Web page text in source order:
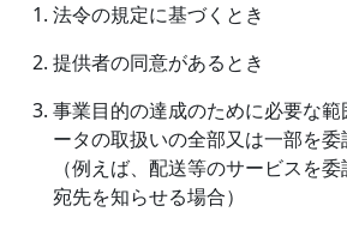
法令の規定に基づくとき
提供者の同意があるとき
事業目的の達成のために必要な
ータの取扱いの全部又は一部を委
（例えば、配送等のサービスを
宛先を知らせる場合）